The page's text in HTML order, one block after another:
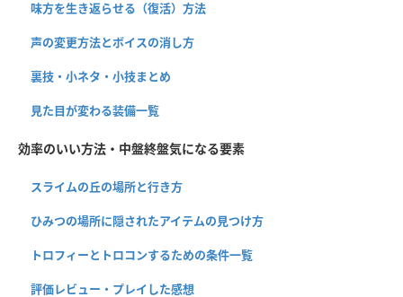
味方を生き返らせる（復活）方法
声の変更方法とボイスの消し方
裏技・小ネタ・小技まとめ
見た目が変わる装備一覧
効率のいい方法・中盤終盤気になる要素
スライムの丘の場所と行き方
ひみつの場所に隠されたアイテムの見つけ方
トロフィーとトロコンするための条件一覧
評価レビュー・プレイした感想